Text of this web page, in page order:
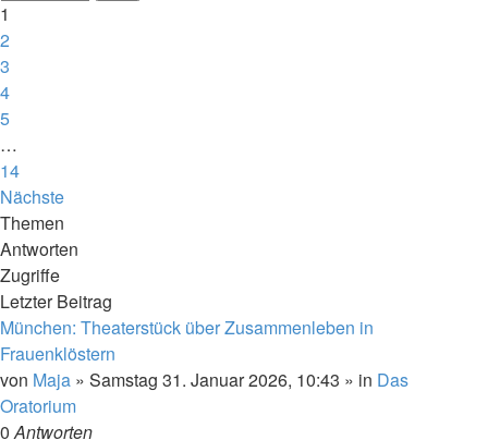
1
2
3
4
5
…
14
Nächste
Themen
Antworten
Zugriffe
Letzter Beitrag
München: Theaterstück über Zusammenleben in
Frauenklöstern
von Maja » Samstag 31. Januar 2026, 10:43 » in Das
Oratorium
0Antworten